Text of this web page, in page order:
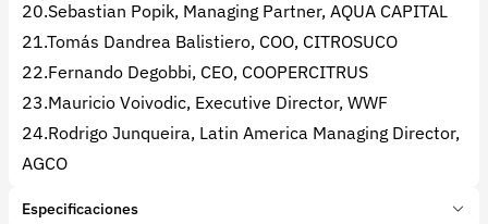
20.Sebastian Popik, Managing Partner, AQUA CAPITAL
21.Tomás Dandrea Balistiero, COO, CITROSUCO
22.Fernando Degobbi, CEO, COOPERCITRUS
23.Mauricio Voivodic, Executive Director, WWF
24.Rodrigo Junqueira, Latin America Managing Director,
AGCO
Especificaciones